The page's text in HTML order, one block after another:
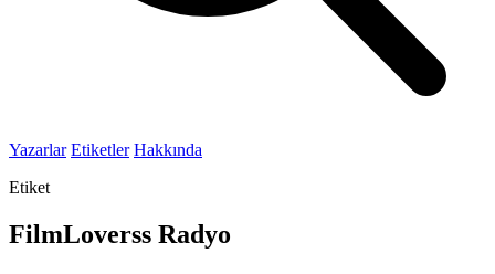
Yazarlar Etiketler Hakkında
Etiket
FilmLoverss Radyo